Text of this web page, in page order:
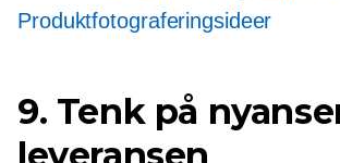
Produktfotograferingsideer
9. Tenk på